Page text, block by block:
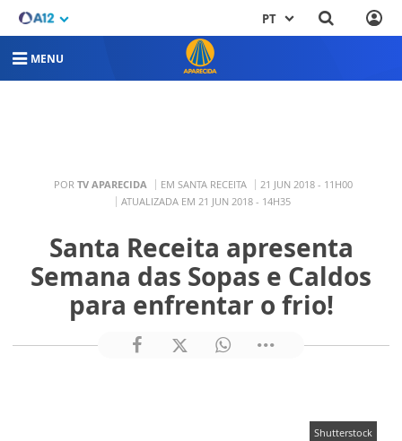
PT
MENU
POR TV APARECIDA EM SANTA RECEITA
21 JUN 2018 - 11H00
ATUALIZADA EM 21 JUN 2018 - 14H35
Santa Receita apresenta
Semana das Sopas e Caldos
para enfrentar o frio!
Shutterstock